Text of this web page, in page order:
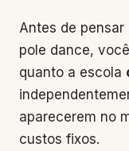
Antes de
pole dance,
quanto a escola
aparecerem no
custos fixos.